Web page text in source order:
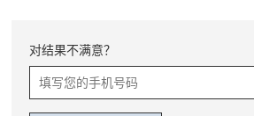
对结果不满意？